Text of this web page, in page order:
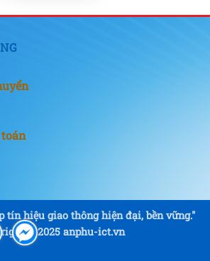
tín hiệu giao thông hiện đại, bền vững."
© 2025 anphu-ict.vn